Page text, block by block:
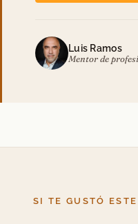
Luis Ramos
Mentor de
SI TE GUSTÓ